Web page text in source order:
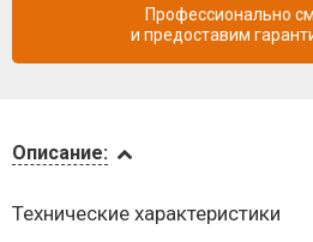
Описание:
Технические характеристики
Профессионально
и предоставим